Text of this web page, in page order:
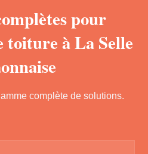
pour
toiture à La Selle
complète de solutions.